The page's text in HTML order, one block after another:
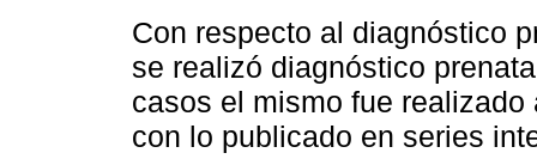
Con respecto al diagnóstico
se realizó diagnóstico
casos el mismo fue
con lo publicado en series